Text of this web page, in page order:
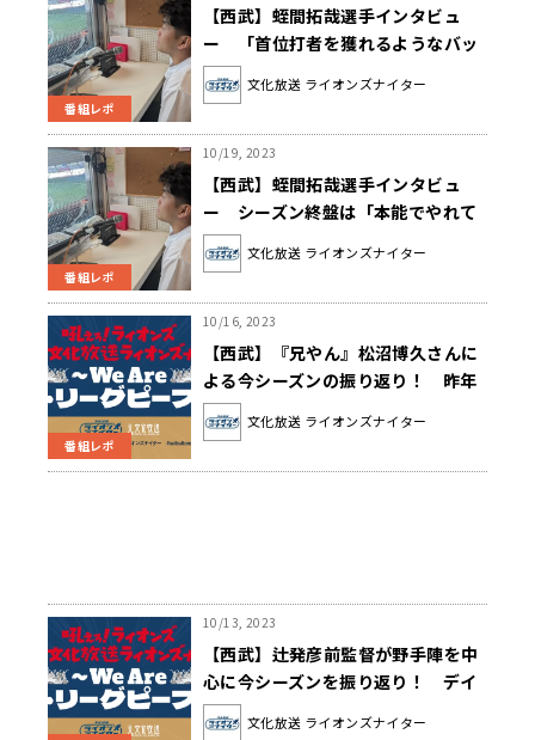
番組レポ
【西武】蛭間拓哉選手インタビュ
ー 「首位打者を獲れるようなバッ
ターになりたい」
文化放送 ライオンズナイター
番組レポ
10/19, 2023
【西武】蛭間拓哉選手インタビュ
ー シーズン終盤は「本能でやれて
いなかった」
文化放送 ライオンズナイター
番組レポ
10/16, 2023
【西武】『兄やん』松沼博久さんに
よる今シーズンの振り返り！ 昨年
から大きく飛躍した隅田投手は「勝
ってくれそうな雰囲気がすごくあり
文化放送 ライオンズナイター
10/13, 2023
【西武】辻発彦前監督が野手陣を中
心に今シーズンを振り返り！ デイ
リーMVP野手部門1位のデビッド・
文化放送 ライオンズナイター